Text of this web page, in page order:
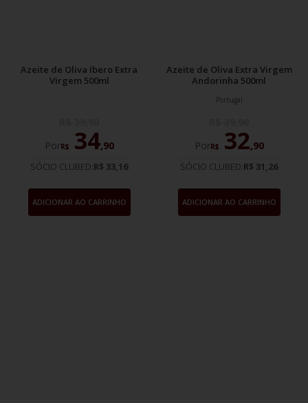
Azeite de Oliva Ibero Extra
Virgem 500ml
PorR$ 34,90
SÓCIO CLUBED:R$ 33,16
ADICIONAR AO CARRINHO
Azeite de Oliva Extra Virgem
Andorinha 500ml
Portugal
PorR$ 32,90
SÓCIO CLUBED:R$ 31,26
ADICIONAR AO CARRINHO